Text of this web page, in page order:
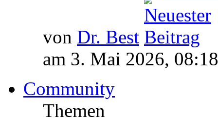
von Dr. Best
am 3. Mai 2026, 08:18
Community
Themen